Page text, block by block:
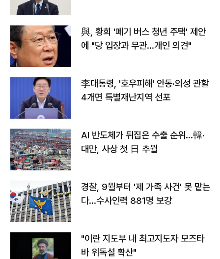
與, 황희 '폐기 버스 청년 주택' 제안
에 "당 입장과 무관…개인 의견"
李대통령, '호우피해' 안동·의성 관할
4개면 특별재난지역 선포
AI 반도체가 뒤집은 수출 순위…韓·
대만, 사상 첫 日 추월
경찰, 9월부터 '제 가족 사건' 못 맡는
다…수사인력 881명 보강
"이란 지도부 내 최고지도자 모즈타
바 위독설 확산"